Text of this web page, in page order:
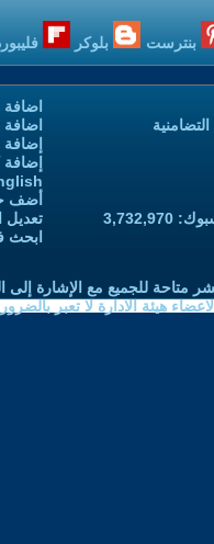
بنترست بلوكر
اضافة
أضف
تعديل
ابحث
متاحة للجميع مع الإشارة إلى
هيئة الادارة لا تعبر